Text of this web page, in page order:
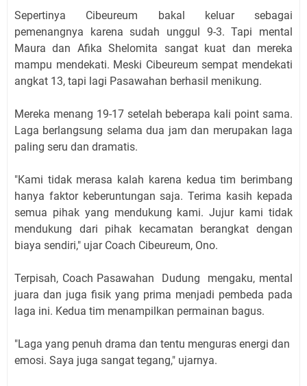
Sepertinya Cibeureum bakal keluar sebagai
pemenangnya karena sudah unggul 9-3. Tapi mental
Maura dan Afika Shelomita sangat kuat dan mereka
mampu mendekati. Meski Cibeureum sempat mendekati
angkat 13, tapi lagi Pasawahan berhasil menikung.
Mereka menang 19-17 setelah beberapa kali point sama.
Laga berlangsung selama dua jam dan merupakan laga
paling seru dan dramatis.
"Kami tidak merasa kalah karena kedua tim berimbang
hanya faktor keberuntungan saja. Terima kasih kepada
semua pihak yang mendukung kami. Jujur kami tidak
mendukung dari pihak kecamatan berangkat dengan
biaya sendiri," ujar Coach Cibeureum, Ono.
Terpisah, Coach Pasawahan Dudung mengaku, mental
juara dan juga fisik yang prima menjadi pembeda pada
laga ini. Kedua tim menampilkan permainan bagus.
"Laga yang penuh drama dan tentu menguras energi dan
emosi. Saya juga sangat tegang," ujarnya.